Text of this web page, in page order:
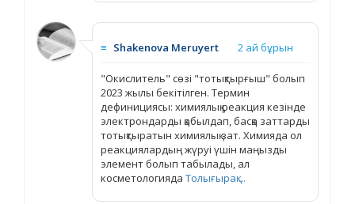
≡ Shakenova Meruyert 2 ай бұрын
"Окислитель" сөзі "тотықтырғыш" болып
2023 жылы бекітілген. Термин
дефинициясы: химиялық реакция кезінде
электрондарды қабылдап, басқа заттарды
тотықтыратын химиялық зат. Химияда ол
реакциялардың жүруі үшін маңызды
элемент болып табылады, ал
косметологияда Толығырақ ...